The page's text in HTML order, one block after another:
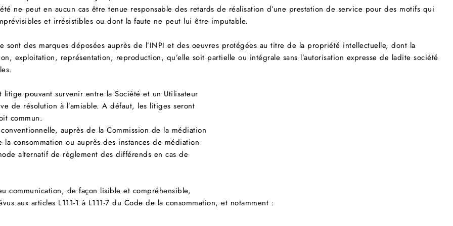
ne peut en aucun cas être tenue responsable des retards de réalisation d’une prestation de service pour des motifs qui
et irrésistibles ou dont la faute ne peut lui être imputable.
des marques déposées auprès de l’INPI et des oeuvres protégées au titre de la propriété intellectuelle, dont la
exploitation, représentation, reproduction, qu’elle soit partielle ou intégrale sans l’autorisation expresse de ladite société
pouvant survenir entre la Société et un Utilisateur
de résolution à l’amiable. A défaut, les litiges seront
commun.
auprès de la Commission de la médiation
consommation ou auprès des instances de médiation
alternatif de règlement des différends en cas de
communication, de façon lisible et compréhensible,
aux articles L111-1 à L111-7 du Code de la consommation, et notamment :